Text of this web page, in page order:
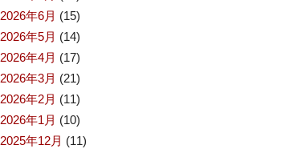
2026年6月 (15)
2026年5月 (14)
2026年4月 (17)
2026年3月 (21)
2026年2月 (11)
2026年1月 (10)
2025年12月 (11)